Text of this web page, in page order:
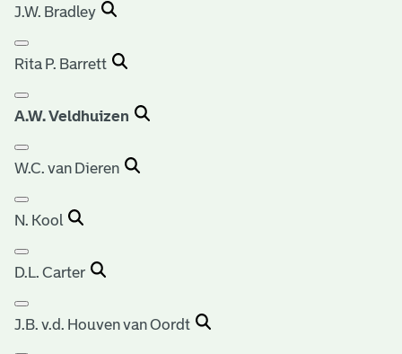
J.W. Bradley
Rita P. Barrett
A.W. Veldhuizen
W.C. van Dieren
N. Kool
D.L. Carter
J.B. v.d. Houven van Oordt